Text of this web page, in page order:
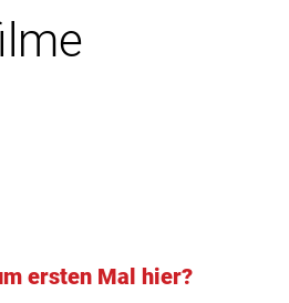
ersten Mal hier?